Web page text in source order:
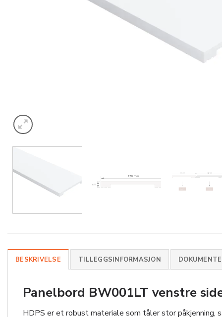
BESKRIVELSE TILLEGGSINFORMASJON
Panelbord BW001LT venstre
HDPS er et robust materiale som tåler stor